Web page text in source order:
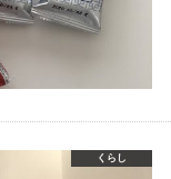
くらし